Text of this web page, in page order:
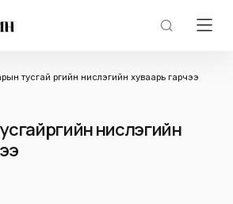
тусгай үүргийн нислэгийн хуваарь гарчээ
үүргийн нислэгийн